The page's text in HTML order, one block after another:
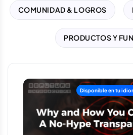
COMUNIDAD & LOGROS
PRODUCTOS Y